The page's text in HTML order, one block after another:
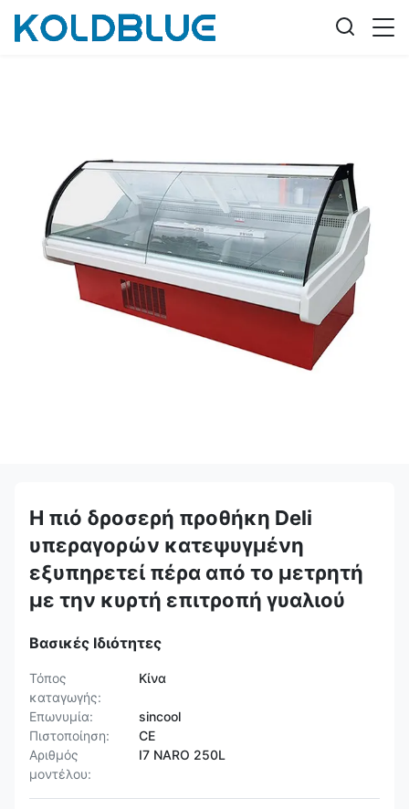
Η πιό δροσερή προθήκη Deli
υπεραγορών κατεψυγμένη
εξυπηρετεί πέρα από το μετρητή
με την κυρτή επιτροπή γυαλιού
Βασικές Ιδιότητες
Τόπος
καταγωγής:
Κίνα
Επωνυμία:
sincool
Πιστοποίηση:
CE
Αριθμός
μοντέλου:
I7 NARO 250L